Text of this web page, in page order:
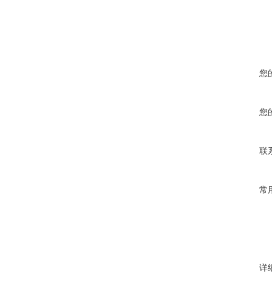
您
您
联
常
详